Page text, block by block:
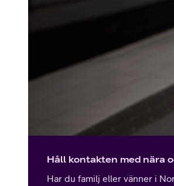
Håll kontakten med nära
Har du familj eller vänner i